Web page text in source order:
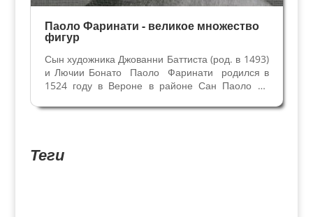
Паоло Фаринати - великое множество
фигур
Сын художника Джованни Баттиста (род. в 1493)
и Лючии Бонато Паоло Фаринати родился в
1524 году в Вероне в районе Сан Паоло ин
был небольшой дворец Фрегозо-Гаспари-Де
Теги